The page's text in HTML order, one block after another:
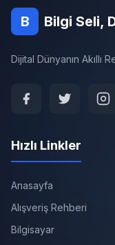
B Bilgi Seli,
Dijital Dünyanın Akıllı
Hızlı Linkler
Anasayfa
Alışveriş Rehberi
Bilgisayar